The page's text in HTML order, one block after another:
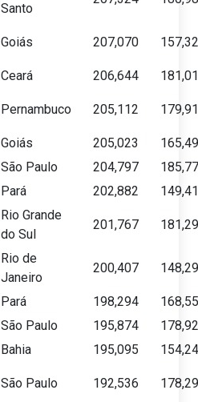
Santo
Goiás 207,070
Ceará 206,644
Pernambuco 205,112
Goiás 205,023
São Paulo 204,797
Pará 202,882
Rio Grande
do Sul
201,767
Rio de
Janeiro
200,407
Pará 198,294
São Paulo 195,874
Bahia 195,095
São Paulo 192,536